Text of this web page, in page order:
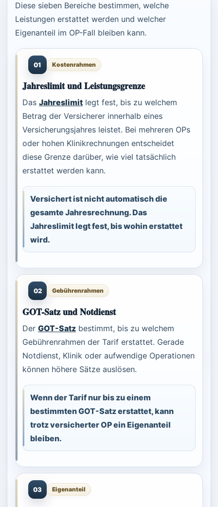
Diese sieben Bereiche bestimmen, welche
Leistungen erstattet werden und welcher
Eigenanteil im OP-Fall bleiben kann.
01 Kostenrahmen
Jahreslimit und Leistungsgrenze
Das Jahreslimit legt fest, bis zu welchem
Betrag der Versicherer innerhalb eines
Versicherungsjahres leistet. Bei mehreren OPs
oder hohen Klinikrechnungen entscheidet
diese Grenze darüber, wie viel tatsächlich
erstattet werden kann.
Versichert ist nicht automatisch die
gesamte Jahresrechnung. Das
Jahreslimit legt fest, bis wohin erstattet
wird.
02 Gebührenrahmen
GOT-Satz und Notdienst
Der GOT-Satz bestimmt, bis zu welchem
Gebührenrahmen der Tarif erstattet. Gerade
Notdienst, Klinik oder aufwendige Operationen
können höhere Sätze auslösen.
Wenn der Tarif nur bis zu einem
bestimmten GOT-Satz erstattet, kann
trotz versicherter OP ein Eigenanteil
bleiben.
03 Eigenanteil